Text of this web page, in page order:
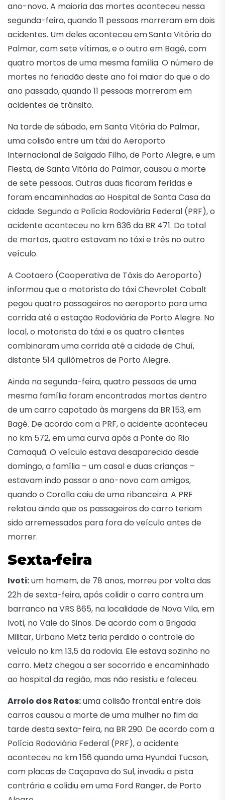
ano-novo. A maioria das mortes aconteceu nessa
segunda-feira, quando 11 pessoas morreram em dois
acidentes. Um deles aconteceu emSanta Vitória do
Palmar, com sete vítimas, e o outro em Bagé, com
quatro mortos de uma mesma família. O número de
mortes no feriadão deste ano foi maior do que o do
ano passado, quando 11 pessoas morreram em
acidentes de trânsito.
Na tarde de sábado, em Santa Vitória do Palmar,
uma colisão entre um táxi do Aeroporto
Internacional de Salgado Filho, de Porto Alegre, e um
Fiesta, de Santa Vitória do Palmar, causou a morte
de sete pessoas. Outras duas ficaram feridas e
foram encaminhadas ao Hospital de Santa Casa da
cidade. Segundo a Polícia Rodoviária Federal (PRF), o
acidente aconteceu no km 636 da BR 471. Do total
de mortos, quatro estavam no táxi e três no outro
veículo.
A Cootaero (Cooperativa de Táxis do Aeroporto)
informou que o motorista do táxi Chevrolet Cobalt
pegou quatro passageiros no aeroporto para uma
corrida até a estação Rodoviária de Porto Alegre. No
local, o motorista do táxi e os quatro clientes
combinaram uma corrida até a cidade de Chuí,
distante 514 quilômetros de Porto Alegre.
Ainda na segunda-feira, quatro pessoas de uma
mesma família foram encontradas mortas dentro
de um carro capotado às margens da BR 153, em
Bagé. De acordo com a PRF, o acidente aconteceu
no km 572, em uma curva após a Ponte do Rio
Camaquã. O veículo estava desaparecido desde
domingo, a família – um casal e duas crianças –
estavam indo passar o ano-novo com amigos,
quando o Corolla caiu de uma ribanceira. A PRF
relatou ainda que os passageiros do carro teriam
sido arremessados para fora do veículo antes de
morrer.
Sexta-feira
Ivoti:um homem, de 78 anos, morreu por volta das
22h de sexta-feira, após colidir o carro contra um
barranco na VRS 865, na localidade de Nova Vila, em
Ivoti, no Vale do Sinos. De acordo com a Brigada
Militar, Urbano Metz teria perdido o controle do
veículo no km 13,5 da rodovia. Ele estava sozinho no
carro. Metz chegou a ser socorrido e encaminhado
ao hospital da região, mas não resistiu e faleceu.
Arroio dos Ratos:uma colisão frontal entre dois
carros causou a morte de uma mulherno fim da
tarde desta sexta-feira, na BR 290. De acordo com a
Polícia Rodoviária Federal (PRF), o acidente
aconteceu no km 156 quando uma Hyundai Tucson,
com placas de Caçapava do Sul, invadiu a pista
contrária e colidiu em uma Ford Ranger, de Porto